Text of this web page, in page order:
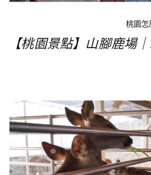
桃園怎
【桃園景點】山腳鹿場